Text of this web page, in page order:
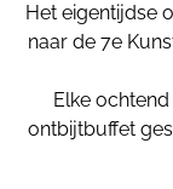
Het eigentijdse
naar de 7e
Elke
ontbijtbuffet